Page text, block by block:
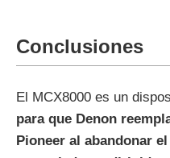
Conclusiones
El MCX8000 es un
para que Denon
Pioneer al abandonar